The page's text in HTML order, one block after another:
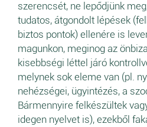
szerencsét, ne lepődjünk
tudatos, átgondolt lépések
biztos pontok) ellenére is
magunkon, meginog az
kisebbségi léttel járó
melynek sok eleme van (pl.
nehézségei, ügyintézés, a
Bármennyire felkészültek
idegen nyelvet is), ezekből